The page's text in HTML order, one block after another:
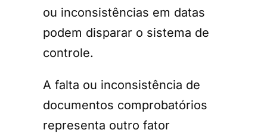
ou inconsistências em datas
podem disparar o sistema de
controle.
A falta ou inconsistência de
documentos comprobatórios
representa outro fator